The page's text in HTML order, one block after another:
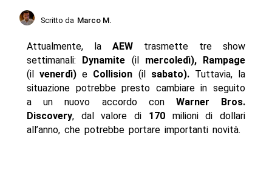
Scritto da Marco M.
Attualmente, la AEWtrasmette tre show
settimanali:
Dynamite (il mercoledì), Rampage
(ilvenerdì) e Collision (il sabato).Tuttavia, la
situazione potrebbe presto cambiare in seguito
a un nuovo accordo con Warner Bros.
Discovery, dal valore di 170milioni di dollari
all’anno, che potrebbe portare importanti novità.